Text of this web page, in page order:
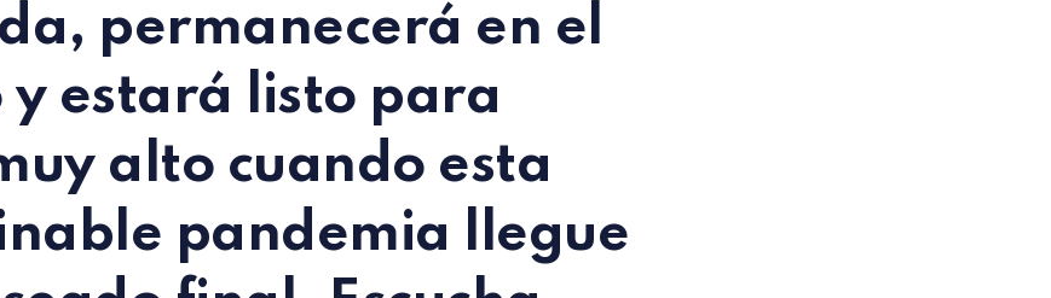
permanecerá en el
y estará listo para
alto cuando esta
pandemia llegue